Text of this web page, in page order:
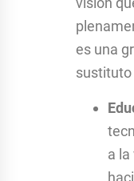
es una
sustituto
a